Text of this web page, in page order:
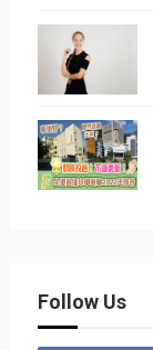
Follow Us